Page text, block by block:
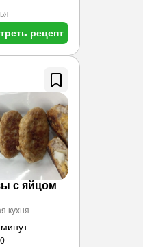
рецепт
с яйцом
кухня
0